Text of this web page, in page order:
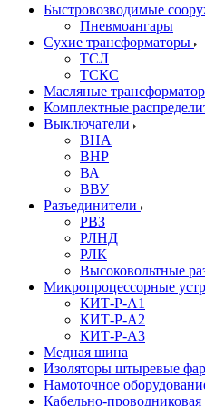
Быстровозводимые
Пневмоангары
Сухие трансформаторы
ТСЛ
ТСКС
Масляные
Комплектные
Выключатели
ВНА
ВНР
ВА
ВВУ
Разъединители
РВЗ
РЛНД
РЛК
Высоковольтные
Микропроцессорные
КИТ-Р-А1
КИТ-Р-А2
КИТ-Р-А3
Медная шина
Изоляторы штыревые
Намоточное
Кабельно-